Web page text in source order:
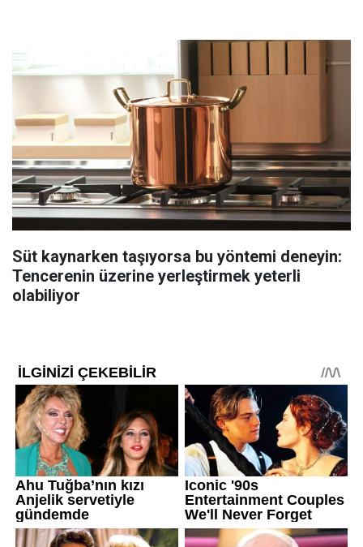
Süt kaynarken taşıyorsa bu yöntemi deneyin:
Tencerenin üzerine yerleştirmek yeterli
olabiliyor